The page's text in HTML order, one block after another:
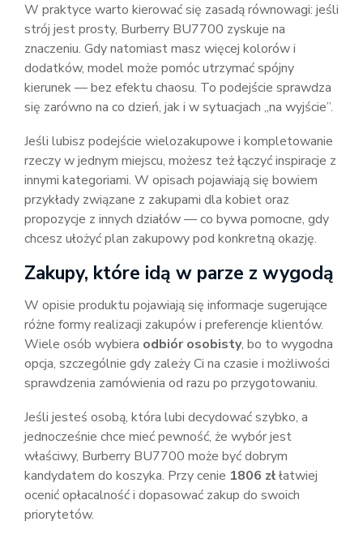
W praktyce warto kierować się zasadą równowagi: jeśli
strój jest prosty, Burberry BU7700 zyskuje na
znaczeniu. Gdy natomiast masz więcej kolorów i
dodatków, model może pomóc utrzymać spójny
kierunek — bez efektu chaosu. To podejście sprawdza
się zarówno na co dzień, jak i w sytuacjach „na wyjście”.
Jeśli lubisz podejście wielozakupowe i kompletowanie
rzeczy w jednym miejscu, możesz też łączyć inspiracje z
innymi kategoriami. W opisach pojawiają się bowiem
przykłady związane z zakupami dla kobiet oraz
propozycje z innych działów — co bywa pomocne, gdy
chcesz ułożyć plan zakupowy pod konkretną okazję.
Zakupy, które idą w parze z wygodą
W opisie produktu pojawiają się informacje sugerujące
różne formy realizacji zakupów i preferencje klientów.
Wiele osób wybiera odbiór osobisty, bo to wygodna
opcja, szczególnie gdy zależy Ci na czasie i możliwości
sprawdzenia zamówienia od razu po przygotowaniu.
Jeśli jesteś osobą, która lubi decydować szybko, a
jednocześnie chce mieć pewność, że wybór jest
właściwy, Burberry BU7700 może być dobrym
kandydatem do koszyka. Przy cenie 1806 złłatwiej
ocenić opłacalność i dopasować zakup do swoich
priorytetów.